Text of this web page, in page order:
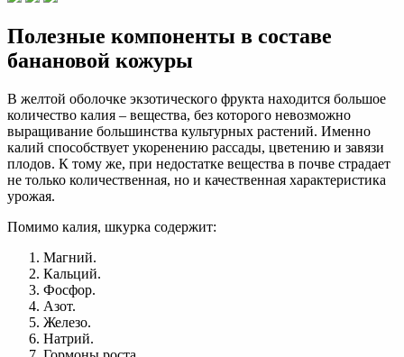
Полезные компоненты в составе
банановой кожуры
В желтой оболочке экзотического фрукта находится большое
количество калия – вещества, без которого невозможно
выращивание большинства культурных растений. Именно
калий способствует укоренению рассады, цветению и завязи
плодов. К тому же, при недостатке вещества в почве страдает
не только количественная, но и качественная характеристика
урожая.
Помимо калия, шкурка содержит:
Магний.
Кальций.
Фосфор.
Азот.
Железо.
Натрий.